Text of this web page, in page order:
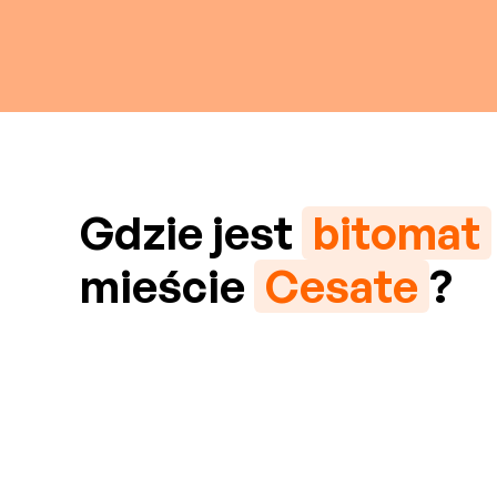
Gdzie jest bitomat
mieście Cesate ?